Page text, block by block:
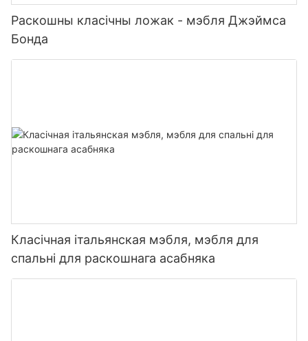
Раскошны класічны ложак - мэбля Джэймса
Бонда
Класічная італьянская мэбля, мэбля для
спальні для раскошнага асабняка